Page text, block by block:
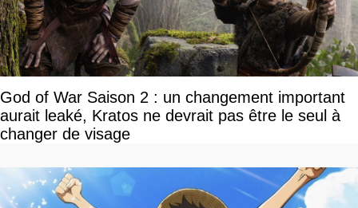
God of War Saison 2 : un changement important
aurait leaké, Kratos ne devrait pas être le seul à
changer de visage